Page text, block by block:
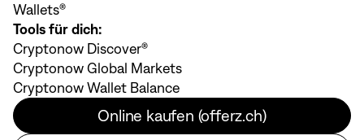
Wallets®
Tools für dich:
Cryptonow Discover®
Cryptonow Global Markets
Cryptonow Wallet Balance
Online kaufen (offerz.ch)